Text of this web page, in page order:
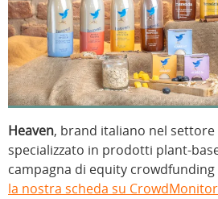
Heaven, brand italiano nel
specializzato in prodotti plant-
campagna di equity crowdfunding
la nostra scheda su CrowdMonitor